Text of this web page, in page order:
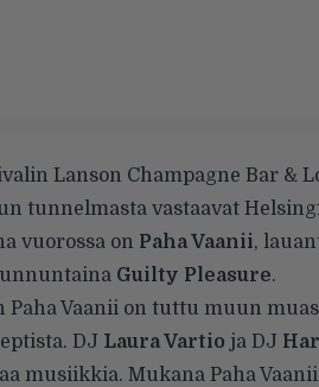
Lanson Champagne Bar &
tunnelmasta vastaavat
vuorossa on Paha Vaanii,
Guilty Pleasure.
Paha Vaanii on tuttu muun
DJ Laura Vartio ja DJ
musiikkia. Mukana Paha